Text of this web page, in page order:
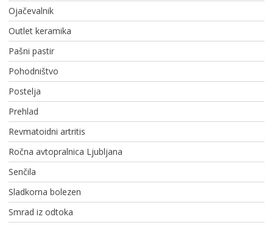
Ojačevalnik
Outlet keramika
Pašni pastir
Pohodništvo
Postelja
Prehlad
Revmatoidni artritis
Ročna avtopralnica Ljubljana
Senčila
Sladkorna bolezen
Smrad iz odtoka